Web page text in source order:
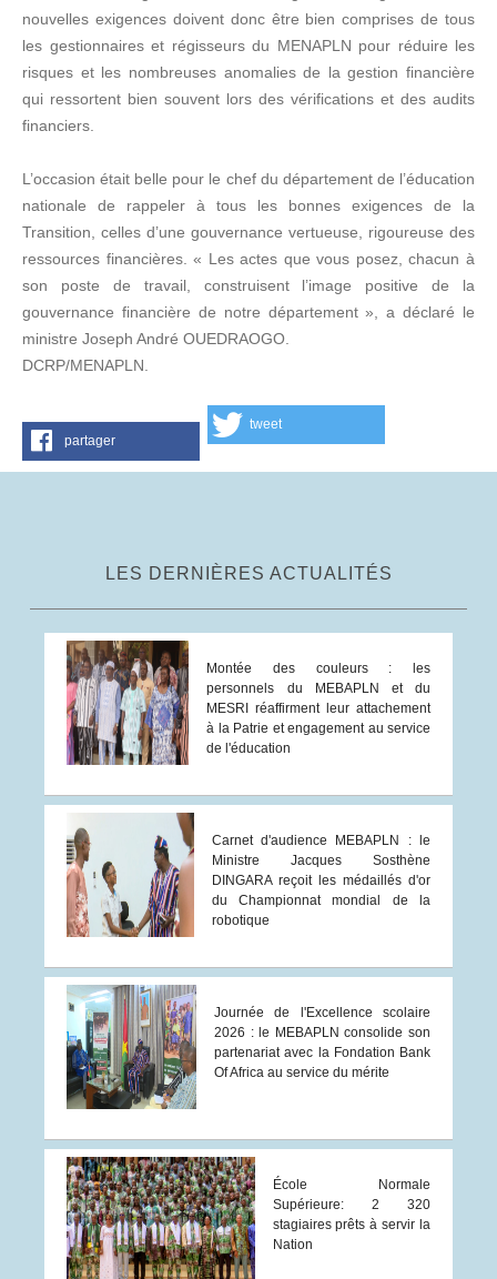
nouvelles exigences doivent donc être bien comprises de tous
les gestionnaires et régisseurs du MENAPLN pour réduire les
risques et les nombreuses anomalies de la gestion financière
qui ressortent bien souvent lors des vérifications et des audits
financiers.
L’occasion était belle pour le chef du département de l’éducation
nationale de rappeler à tous les bonnes exigences de la
Transition, celles d’une gouvernance vertueuse, rigoureuse des
ressources financières. « Les actes que vous posez, chacun à
son poste de travail, construisent l’image positive de la
gouvernance financière de notre département », a déclaré le
ministre Joseph André OUEDRAOGO.
DCRP/MENAPLN.
partager
tweet
LES DERNIÈRES ACTUALITÉS
Montée des couleurs : les
personnels du MEBAPLN et du
MESRI réaffirment leur attachement
à la Patrie et engagement au service
de l'éducation
Carnet d'audience MEBAPLN : le
Ministre Jacques Sosthène
DINGARA reçoit les médaillés d'or
du Championnat mondial de la
robotique
Journée de l'Excellence scolaire
2026 : le MEBAPLN consolide son
partenariat avec la Fondation Bank
Of Africa au service du mérite
École Normale
Supérieure: 2 320
stagiaires prêts à servir la
Nation